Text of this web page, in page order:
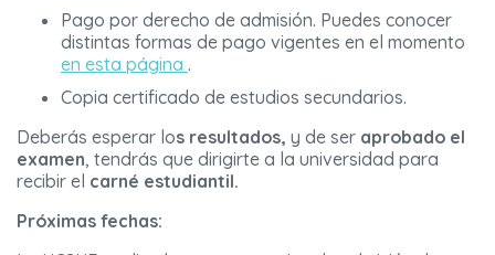
Pago por derecho de admisión. Puedes conocer
distintas formas de pago vigentes en el momento
en esta página .
Copia certificado de estudios secundarios.
Deberás esperar los resultados, y de ser aprobado el
examen, tendrás que dirigirte a la universidad para
recibir el carné estudiantil.
Próximas fechas: